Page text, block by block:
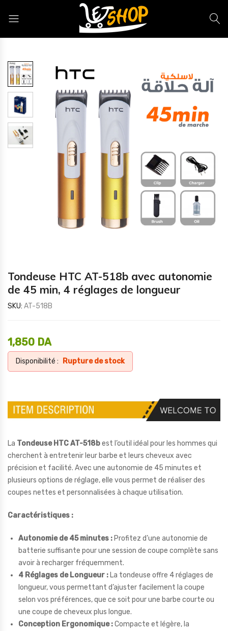
Tondeuse HTC AT-518b avec autonomie
de 45 min, 4 réglages de longueur
SKU: AT-518B
1,850 DA
Disponibilité : Rupture de stock
La Tondeuse HTC AT-518best l’outil idéal pour les hommes qui
cherchent à entretenir leur barbe et leurs cheveux avec
précision et facilité. Avec une autonomie de 45 minutes et
plusieurs options de réglage, elle vous permet de réaliser des
coupes nettes et personnalisées à chaque utilisation.
Caractéristiques :
Autonomie de 45 minutes : Profitez d’une autonomie de
batterie suffisante pour une session de coupe complète sans
avoir à recharger fréquemment.
4 Réglages de Longueur : La tondeuse offre 4 réglages de
longueur, vous permettant d’ajuster facilement la coupe
selon vos préférences, que ce soit pour une barbe courte ou
une coupe de cheveux plus longue.
Conception Ergonomique :Compacte et légère, la